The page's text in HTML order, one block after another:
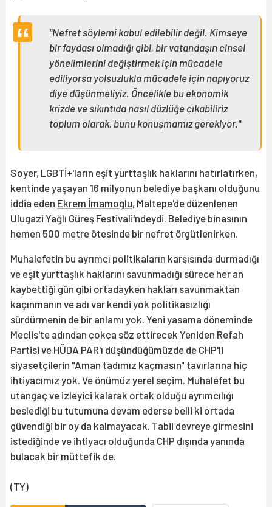
"Nefret söylemi kabul edilebilir değil. Kimseye
bir faydası olmadığı gibi, bir vatandaşın cinsel
yönelimlerini değiştirmek için mücadele
ediliyorsa yolsuzlukla mücadele için napıyoruz
diye düşünmeliyiz. Öncelikle bu ekonomik
krizde ve sıkıntıda nasıl düzlüğe çıkabiliriz
toplum olarak, bunu konuşmamız gerekiyor."
Soyer, LGBTİ+'ların eşit yurttaşlık haklarını hatırlatırken,
kentinde yaşayan 16 milyonun belediye başkanı olduğunu
iddia eden Ekrem İmamoğlu, Maltepe'de düzenlenen
Ulugazi Yağlı Güreş Festivali'ndeydi. Belediye binasının
hemen 500 metre ötesinde bir nefret örgütlenirken.
Muhalefetin bu ayrımcı politikaların karşısında durmadığı
ve eşit yurttaşlık haklarını savunmadığı sürece her an
kaybettiği gün gibi ortadayken hakları savunmaktan
kaçınmanın ve adı var kendi yok politikasızlığı
sürdürmenin de bir anlamı yok. Yeni yasama döneminde
Meclis'te adından çokça söz ettirecek Yeniden Refah
Partisi ve HÜDA PAR'ı düşündüğümüzde de CHP'li
siyasetçilerin "Aman tadımız kaçmasın" tavırlarına hiç
ihtiyacımız yok. Ve önümüz yerel seçim. Muhalefet bu
utangaç ve izleyici kalarak ortak olduğu ayrımcılığı
beslediği bu tutumuna devam ederse belli ki ortada
güvendiği bir oy da kalmayacak. Tabii devreye girmesini
istediğinde ve ihtiyacı olduğunda CHP dışında yanında
bulacak bir müttefik de.
(TY)